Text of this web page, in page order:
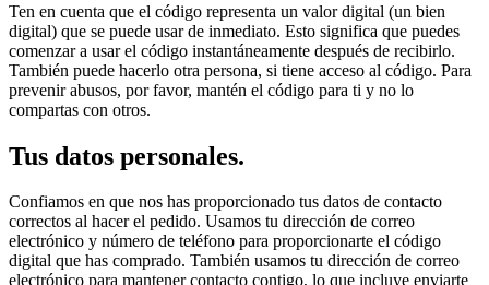
Ten en cuenta que el código representa un valor digital (un bien
digital) que se puede usar de inmediato. Esto significa que puedes
comenzar a usar el código instantáneamente después de recibirlo.
También puede hacerlo otra persona, si tiene acceso al código. Para
prevenir abusos, por favor, mantén el código para ti y no lo
compartas con otros.
Tus datos personales.
Confiamos en que nos has proporcionado tus datos de contacto
correctos al hacer el pedido. Usamos tu dirección de correo
electrónico y número de teléfono para proporcionarte el código
digital que has comprado. También usamos tu dirección de correo
electrónico para mantener contacto contigo, lo que incluye enviarte